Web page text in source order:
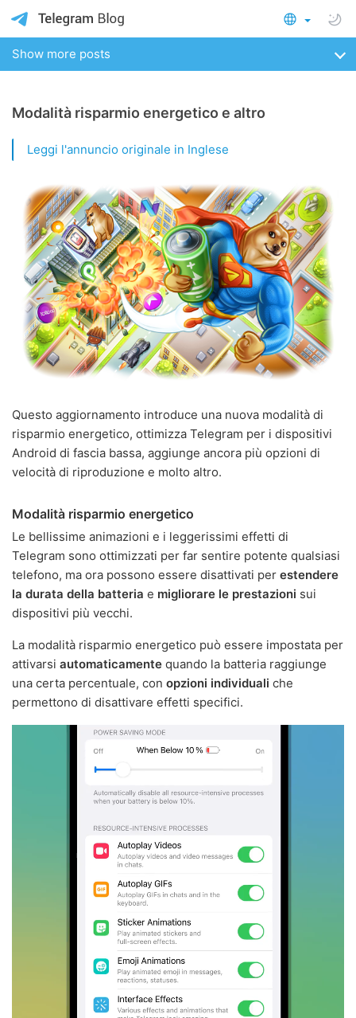
Show more posts
Modalità risparmio energetico e altro
Leggi l'annuncio originale in Inglese
Questo aggiornamento introduce una nuova modalità di
risparmio energetico, ottimizza Telegram per i dispositivi
Android di fascia bassa, aggiunge ancora più opzioni di
velocità di riproduzione e molto altro.
Modalità risparmio energetico
Le bellissime animazioni e i leggerissimi effetti di
Telegram sono ottimizzati per far sentire potente qualsiasi
telefono, ma ora possono essere disattivati per estendere
la durata della batteria e migliorare le prestazioni sui
dispositivi più vecchi.
La modalità risparmio energetico può essere impostata per
attivarsi automaticamente quando la batteria raggiunge
una certa percentuale, con opzioni individuali che
permettono di disattivare effetti specifici.